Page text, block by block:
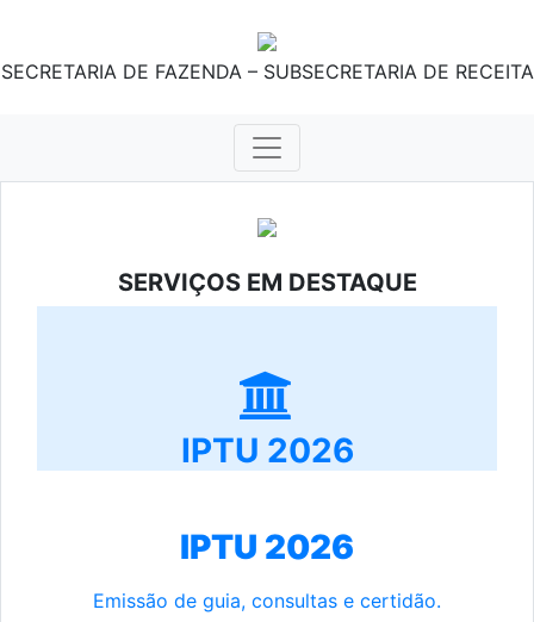
SECRETARIA DE FAZENDA – SUBSECRETARIA DE RECEITA
SERVIÇOS EM DESTAQUE
IPTU 2026
IPTU 2026
Emissão de guia, consultas e certidão.